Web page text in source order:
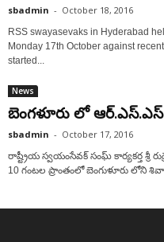
sbadmin - October 18, 2016
RSS swayasevaks in Hyderabad
Monday 17th October against
started...
News
బెంగళూరు లో ఆర్.ఎస్.ఎస్
sbadmin - October 17, 2016
రాష్ట్రీయ స్వయంసేవక్ సంఘ్ కార్యకర్త శ్రీ
10 గంటల ప్రాంతంలో బెంగుళూరు లోని